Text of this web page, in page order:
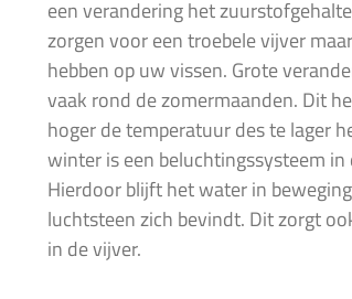
een verandering het
zorgen voor een troebele vijver
hebben op uw vissen. Grote
vaak rond de zomermaanden. Dit
hoger de temperatuur des te lager
winter is een beluchtingssysteem
Hierdoor blijft het water in
luchtsteen zich bevindt. Dit zorgt
in de vijver.